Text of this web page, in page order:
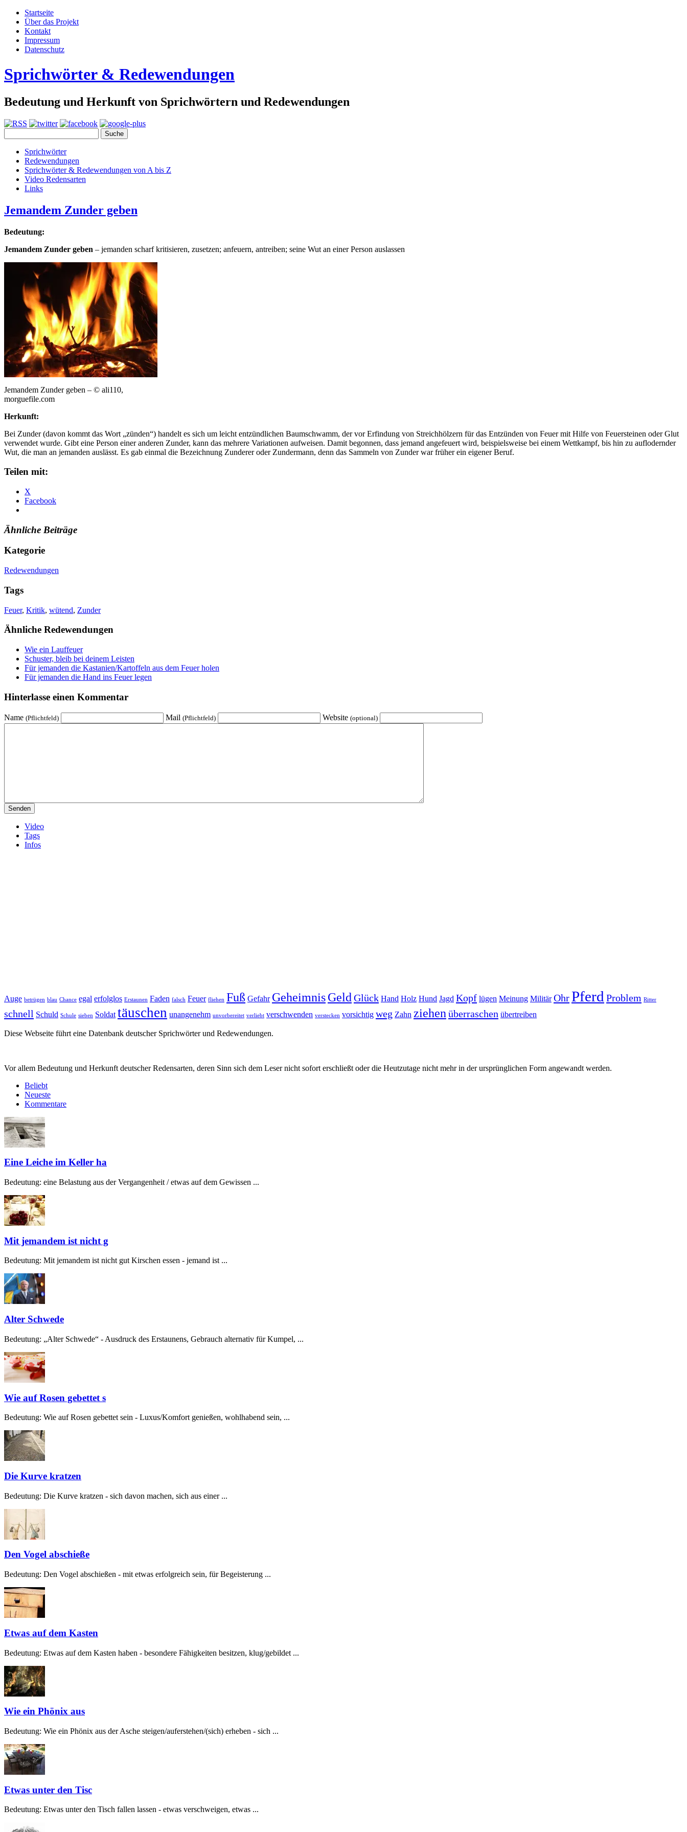
Startseite
Über das Projekt
Kontakt
Impressum
Datenschutz
Sprichwörter & Redewendungen
Bedeutung und Herkunft von Sprichwörtern und Redewendungen
Sprichwörter
Redewendungen
Sprichwörter & Redewendungen von A bis Z
Video Redensarten
Links
Jemandem Zunder geben
Bedeutung:
Jemandem Zunder geben – jemanden scharf kritisieren, zusetzen; anfeuern, antreiben; seine Wut an einer Person auslassen
Jemandem Zunder geben – © ali110,
morguefile.com
Herkunft:
Bei Zunder (davon kommt das Wort „zünden“) handelt es sich um leicht entzündlichen Baumschwamm, der vor Erfindung von Streichhölzern für das Entzünden von Feuer mit Hilfe von Feuersteinen oder Glut
verwendet wurde. Gibt eine Person einer anderen Zunder, kann das mehrere Variationen aufweisen. Damit begonnen, dass jemand angefeuert wird, beispielsweise bei einem Wettkampf, bis hin zu auflodernder
Wut, die man an jemanden auslässt. Es gab einmal die Bezeichnung Zunderer oder Zundermann, denn das Sammeln von Zunder war früher ein eigener Beruf.
Teilen mit:
X
Facebook
Ähnliche Beiträge
Kategorie
Redewendungen
Tags
Feuer, Kritik, wütend, Zunder
Ähnliche Redewendungen
Wie ein Lauffeuer
Schuster, bleib bei deinem Leisten
Für jemanden die Kastanien/Kartoffeln aus dem Feuer holen
Für jemanden die Hand ins Feuer legen
Hinterlasse einen Kommentar
Name (Pflichtfeld) Mail (Pflichtfeld) Website (optional)
Video
Tags
Infos
Auge betrügen blau Chance egal erfolglos Erstaunen Faden falsch Feuer fliehen Fuß Gefahr GeheimnisGeld Glück Hand Holz Hund Jagd Kopf lügen Meinung Militär OhrPferd Problem Ritter
schnell Schuld Schule sieben Soldat täuschen unangenehm unvorbereitet verliebt verschwenden verstecken vorsichtig weg Zahn ziehen überraschen übertreiben
Diese Webseite führt eine Datenbank deutscher Sprichwörter und Redewendungen.
Vor allem Bedeutung und Herkunft deutscher Redensarten, deren Sinn sich dem Leser nicht sofort erschließt oder die Heutzutage nicht mehr in der ursprünglichen Form angewandt werden.
Beliebt
Neueste
Kommentare
Eine Leiche im Keller ha
Bedeutung: eine Belastung aus der Vergangenheit / etwas auf dem Gewissen ...
Mit jemandem ist nicht g
Bedeutung: Mit jemandem ist nicht gut Kirschen essen - jemand ist ...
Alter Schwede
Bedeutung: „Alter Schwede“ - Ausdruck des Erstaunens, Gebrauch alternativ für Kumpel, ...
Wie auf Rosen gebettet s
Bedeutung: Wie auf Rosen gebettet sein - Luxus/Komfort genießen, wohlhabend sein, ...
Die Kurve kratzen
Bedeutung: Die Kurve kratzen - sich davon machen, sich aus einer ...
Den Vogel abschieße
Bedeutung: Den Vogel abschießen - mit etwas erfolgreich sein, für Begeisterung ...
Etwas auf dem Kasten
Bedeutung: Etwas auf dem Kasten haben - besondere Fähigkeiten besitzen, klug/gebildet ...
Wie ein Phönix aus
Bedeutung: Wie ein Phönix aus der Asche steigen/auferstehen/(sich) erheben - sich ...
Etwas unter den Tisc
Bedeutung: Etwas unter den Tisch fallen lassen - etwas verschweigen, etwas ...